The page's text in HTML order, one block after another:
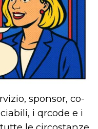
sponsor, co-
i qrcode e i
Inc.
5 anni
consente
all'utente di
delle
Meta in
sue attività
web di terzi.
Facebook,
marketing
cookie di
funzione